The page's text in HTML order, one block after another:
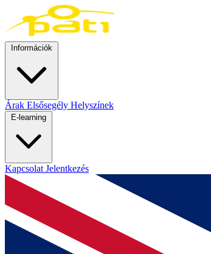
Információk
Árak Elsősegély Helyszínek
E-learning
Kapcsolat Jelentkezés